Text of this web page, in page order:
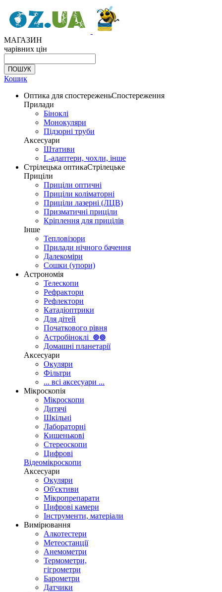
МАГАЗИН
чарівних цін
Кошик
Оптика для спостереженьСпостереження
Прилади
Біноклі
Монокуляри
Підзорні труби
Аксесуари
Штативи
L-адаптери, чохли, інше
Стрілецька оптикаСтрілецьке
Приціли
Приціли оптичні
Приціли коліматорні
Приціли лазерні (ЛЦВ)
Призматичні приціли
Кріплення для прицілів
Інше
Тепловізори
Прилади нічного бачення
Далекоміри
Сошки (упори)
Астрономія
Телескопи
Рефрактори
Рефлектори
Катадіоптрики
Для дітей
Початкового рівня
Астробіноклі ⊚⊚
Домашні планетарії
Аксесуари
Окуляри
Фільтри
... всі аксесуари ...
Мікроскопія
Мікроскопи
Дитячі
Шкільні
Лабораторні
Кишенькові
Стереоскопи
Цифрові
Відеомікроскопи
Аксесуари
Окуляри
Об'єктиви
Мікропрепарати
Цифрові камери
Інструменти, матеріали
Вимірювання
Алкотестери
Метеостанції
Анемометри
Термометри,
гігрометри
Барометри
Датчики